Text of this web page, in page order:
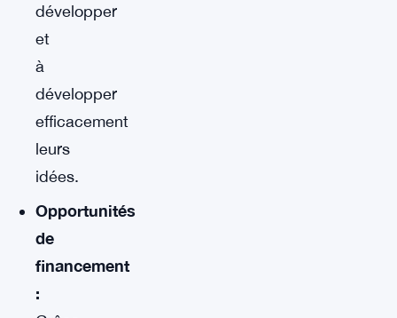
développer
et
à
développer
efficacement
leurs
idées.
Opportunités
de
financement
: